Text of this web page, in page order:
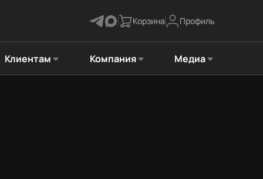
Корзина Профиль
Клиентам Компания Медиа